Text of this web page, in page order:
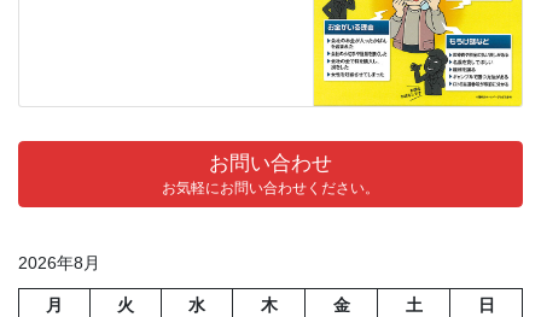
お問い合わせ
お気軽にお問い合わせください。
2026年8月
月 火 水 木 金 土
日